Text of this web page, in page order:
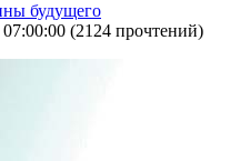
будущего
(2124 прочтений)